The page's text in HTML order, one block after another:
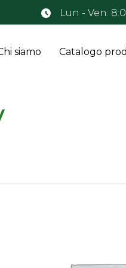
Lun - Ven:
siamo Catalogo